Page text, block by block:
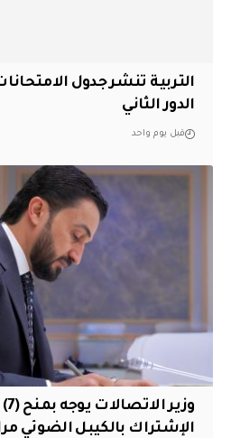
التربية تنشر جدول
الدور الثاني
قبل يوم واحد
الإشتراك بالكيبل الضوئي